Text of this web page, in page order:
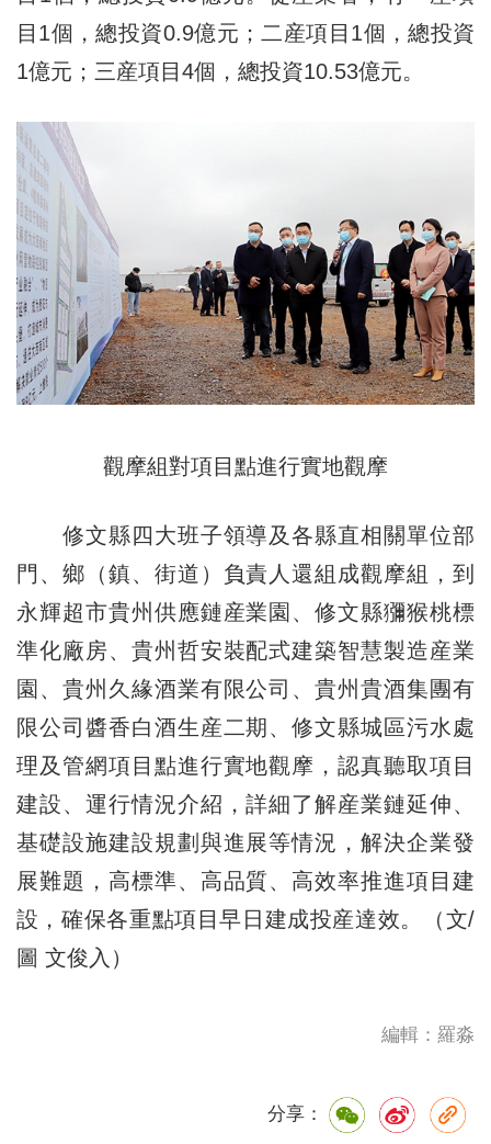
目1個，總投資0.9億元；二産項目1個，總投資
1億元；三産項目4個，總投資10.53億元。
觀摩組對項目點進行實地觀摩
修文縣四大班子領導及各縣直相關單位部
門、鄉（鎮、街道）負責人還組成觀摩組，到
永輝超市貴州供應鏈産業園、修文縣獼猴桃標
準化廠房、貴州哲安裝配式建築智慧製造産業
園、貴州久緣酒業有限公司、貴州貴酒集團有
限公司醬香白酒生産二期、修文縣城區污水處
理及管網項目點進行實地觀摩，認真聽取項目
建設、運行情況介紹，詳細了解産業鏈延伸、
基礎設施建設規劃與進展等情況，解決企業發
展難題，高標準、高品質、高效率推進項目建
設，確保各重點項目早日建成投産達效。（文/
圖 文俊入）
編輯：羅淼
分享：